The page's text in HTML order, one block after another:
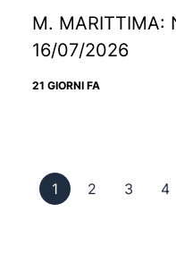
M. MARITTIMA:
16/07/2026
21 GIORNI FA
1 Pagina 1
2 Pagina 2
3 4